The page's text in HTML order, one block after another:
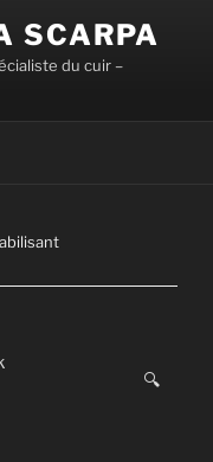
SCARPA
du cuir –
🔍